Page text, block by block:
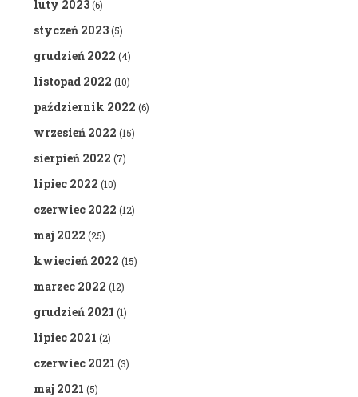
luty 2023(6)
styczeń 2023(5)
grudzień 2022 (4)
listopad 2022 (10)
październik 2022 (6)
wrzesień 2022 (15)
sierpień 2022 (7)
lipiec 2022 (10)
czerwiec 2022 (12)
maj 2022 (25)
kwiecień 2022 (15)
marzec 2022 (12)
grudzień 2021 (1)
lipiec 2021 (2)
czerwiec 2021 (3)
maj 2021 (5)